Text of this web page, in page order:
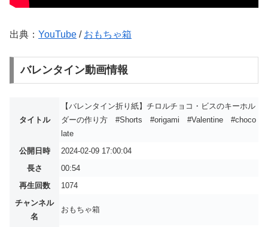
出典： YouTube / おもちゃ箱
バレンタイン動画情報
タイトル
【バレンタイン折り紙】チロルチョコ・ビスのキーホル
ダーの作り方 #Shorts #origami #Valentine #choco
late
公開日時
2024-02-09 17:00:04
長さ
00:54
再生回数
1074
チャンネル
名
おもちゃ箱